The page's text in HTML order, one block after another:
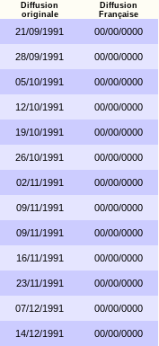
Diffusion
originale
Diffusion
Française
21/09/1991
00/00/0000
28/09/1991
00/00/0000
05/10/1991
00/00/0000
12/10/1991
00/00/0000
19/10/1991
00/00/0000
26/10/1991
00/00/0000
02/11/1991
00/00/0000
09/11/1991
00/00/0000
09/11/1991
00/00/0000
16/11/1991
00/00/0000
23/11/1991
00/00/0000
07/12/1991
00/00/0000
14/12/1991
00/00/0000